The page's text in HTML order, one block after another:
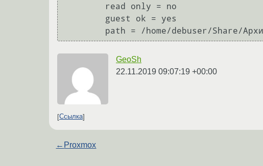
GeoSh
22.11.2019 09:07:19 +00:00
Ссылка
← Proxmox